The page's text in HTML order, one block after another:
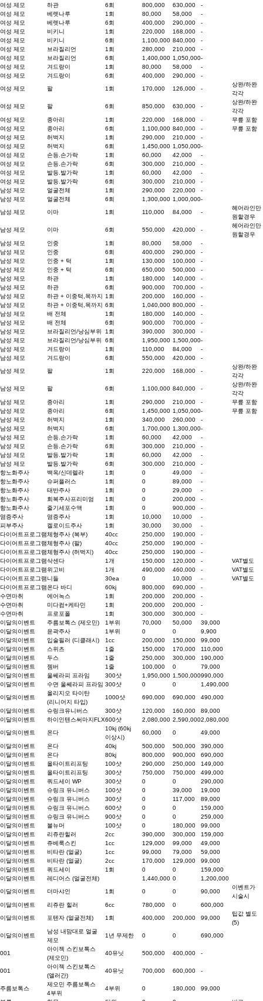
여성 제모
하관 6회 800,000 630,000
-
여성 제모
베렛나루 1회 80,000 58,000
-
여성 제모
베렛나루 6회 400,000 290,000
-
여성 제모
비키니 1회 220,000 168,000
-
여성 제모
비키니 6회 1,100,000 840,000
-
여성 제모
브라질리언 1회 280,000 210,000
-
여성 제모
브라질리언 6회 1,400,000 1,050,000-
여성 제모
겨드랑이 1회 80,000 58,000
-
여성 제모
겨드랑이 6회 400,000 290,000
-
여성 제모
팔 1회 170,000 126,000 -
상완/하완
각각
여성 제모
팔 6회 850,000 630,000 -
상완/하완
각각
여성 제모
종아리 1회 220,000 168,000 -
무릎 포함
여성 제모
종아리 6회 1,100,000 840,000 -
무릎 포함
여성 제모
허벅지 1회 290,000 210,000
-
여성 제모
허벅지 6회 1,450,000 1,050,000-
여성 제모
손등.손가락 1회 60,000 42,000
-
여성 제모
손등.손가락 6회 300,000 210,000
-
여성 제모
발등.발가락 1회 60,000 42,000
-
여성 제모
발등.발가락 6회 300,000 210,000
-
남성 제모
얼굴전체 1회 290,000 220,000
-
남성 제모
얼굴전체 6회 1,300,000 1,000,000-
남성 제모
이마 1회 110,000 84,000 -
헤어라인만
원할경우
남성 제모
이마 6회 550,000 420,000 -
헤어라인만
원할경우
남성 제모
인중 1회 80,000 58,000
-
남성 제모
인중 6회 400,000 290,000
-
남성 제모
인중 + 턱 1회 130,000 100,000
-
남성 제모
인중 + 턱 6회 650,000 500,000
-
남성 제모
하관 1회 180,000 140,000
-
남성 제모
하관 6회 900,000 700,000
-
남성 제모
하관 + 이중턱,목까지 1회 200,000 160,000
-
남성 제모
하관 + 이중턱,목까지 6회 1,040,000 800,000
-
남성 제모
배 전체 1회 180,000 140,000
-
남성 제모
배 전체 6회 900,000 700,000
-
남성 제모
브라질리언/낭심부위 1회 390,000 300,000
-
남성 제모
브라질리언/낭심부위 6회 1,950,000 1,500,000-
남성 제모
겨드랑이 1회 110,000 84,000
-
남성 제모
겨드랑이 6회 550,000 420,000
-
남성 제모
팔 1회 220,000 168,000 -
상완/하완
각각
남성 제모
팔 6회 1,100,000 840,000 -
상완/하완
각각
남성 제모
종아리 1회 290,000 210,000 -
무릎 포함
남성 제모
종아리 6회 1,450,000 1,050,000-
무릎 포함
남성 제모
허벅지 1회 340,000 260,000
-
남성 제모
허벅지 6회 1,700,000 1,300,000-
남성 제모
손등.손가락 1회 60,000 42,000
-
남성 제모
손등.손가락 6회 300,000 210,000
-
남성 제모
발등.발가락 1회 60,000 42,000
-
남성 제모
발등.발가락 6회 300,000 210,000
-
항노화주사
백옥/신데렐라 1회 0 49,000
-
항노화주사
슈퍼플러스 1회 0 89,000
-
항노화주사
태반주사 1회 0 29,000
-
항노화주사
회복주사프리미엄 1회 0 200,000
-
항노화주사
줄기세포수액 1회 0 900,000
-
염증주사
염증주사 1회 10,000 10,000
-
피부주사
켈로이드주사 1회 30,000 30,000
-
다이어트프로그램체형주사 (복부) 40cc 250,000 190,000
-
다이어트프로그램체형주사 (팔) 40cc 250,000 190,000
-
다이어트프로그램체형주사 (허벅지) 40cc 250,000 190,000
-
다이어트프로그램삭센다 1개 150,000 120,000 -
VAT별도
다이어트프로그램위고비 1개 490,000 460,000 -
VAT별도
다이어트프로그램니들 30ea 0 10,000 -
VAT별도
다이어트프로그램온다 바디 60kj 800,000 690,000
-
수면마취
에어녹스 1회 200,000 200,000
-
수면마취
미다컴+케타민 1회 200,000 200,000
-
수면마취
프로포폴 1회 300,000 300,000
-
이달의이벤트
주름보톡스 (제오민) 1부위 70,000 50,000
39,000
이달의이벤트
윤곽주사 1부위 0 0
9,900
이달의이벤트
입술필러 (디클래시) 1cc 200,000 150,000
99,000
이달의이벤트
스위츠 1줄 150,000 170,000
110,000
이달의이벤트
두스 1줄 250,000 300,000
190,000
이달의이벤트
젬버 1줄 100,000 0
79,000
이달의이벤트
울쎄라피 프라임 300샷 1,950,000 1,500,000990,000
이달의이벤트
수면 울쎄라피 프라임 300샷 0 0
1,490,000
이달의이벤트
올리지오 타이탄
(리니어지 타입)
1000샷 690,000 690,000 490,000
이달의이벤트 슈링크유니버스 300샷 120,000 160,000
89,000
이달의이벤트
하이인텐스써마지FLX600샷 2,080,000 2,590,0002,080,000
이달의이벤트
온다
10kj (60kj
이상시)
60,000 0 49,000
이달의이벤트 온다 40kj 500,000 500,000
390,000
이달의이벤트
온다 80kj 800,000 900,000
690,000
이달의이벤트
올타이트리프팅 100샷 290,000 250,000
149,000
이달의이벤트
올타이트리프팅 300샷 750,000 750,000
499,000
이달의이벤트
쿼드세이 WP 300샷 0 0
290,000
이달의이벤트
슈링크 유니버스 100샷 0 39,000
19,000
이달의이벤트
슈링크 유니버스 300샷 0 117,000
89,000
이달의이벤트
슈링크 유니버스 600샷 0 0
159,000
이달의이벤트
슈링크 유니버스 900샷 0 0
259,000
이달의이벤트
볼뉴머 100샷 0 180,000
99,000
이달의이벤트
리쥬란힐러 2cc 390,000 300,000
159,000
이달의이벤트
쥬베룩스킨 1cc 129,000 99,000
49,000
이달의이벤트
비타란 (얼굴) 1cc 99,000 79,000
59,000
이달의이벤트
비타란 (얼굴) 2cc 170,000 129,000
99,000
이달의이벤트
쿼드세이 1회 0 0
159,000
이달의이벤트
레디어스 (얼굴전체) 1,440,000 0
1,200,000
이달의이벤트
더마샤인 1회 0 0 90,000
이벤트가
시술시
이달의이벤트
리쥬란 힐러 6cc 780,000 0
600,000
이달의이벤트
포텐자 (얼굴전체) 1회 400,000 200,000 99,000
팁값 별도
(5)
이달의이벤트
남성 내맘대로 얼굴
제모
1년 무제한 0 0 690,000
001
아이젝 스킨보톡스
(제오민)
40유닛 500,000 400,000 -
001
아이젝 스킨보톡스
(앨러간)
40유닛 700,000 600,000 -
주름보톡스
제오민 주름보톡스
4부위
4부위 0 180,000 99,000